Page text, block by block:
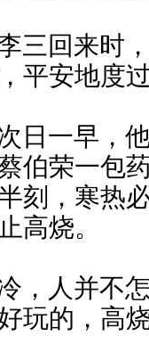
三回来时
平安地度
日一早，
伯荣一包
刻，寒热
高烧。
，人并不
玩的，高